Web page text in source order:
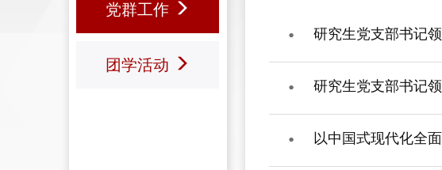
党群工作
团学活动
研究生党支部书记
研究生党支部书记
以中国式现代化全